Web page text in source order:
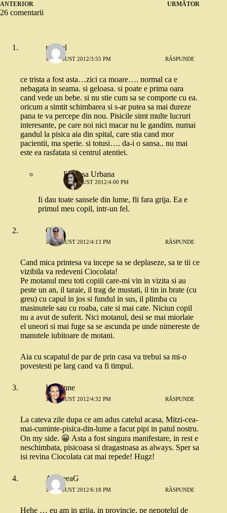
ANTERIOR URMĂTOR
26 comentarii
marcel
17 AUGUST 2012/3:55 PM RĂSPUNDE
ce trista a fost asta…zici ca moare…. normal ca e
nebagata in seama. si geloasa. si poate e prima oara
cand vede un bebe. si nu stie cum sa se comporte cu ea.
oricum a simtit schimbarea si s-ar putea sa mai dureze
pana te va percepe din nou. Pisicile simt multe lucruri
interesante, pe care noi nici macar nu le gandim. numai
gandul la pisica aia din spital, care stia cand mor
pacientii, ma sperie. si totusi…. da-i o sansa.. nu mai
este ea rasfatata si centrul atentiei.
Printesa Urbana
17 AUGUST 2012/4:00 PM
Ii dau toate sansele din lume, fii fara grija. Ea e
primul meu copil, intr-un fel.
Cami
17 AUGUST 2012/4:13 PM RĂSPUNDE
Cand mica printesa va incepe sa se deplaseze, sa te tii ce
vizibila va redeveni Ciocolata!
Pe motanul meu toti copiii care-mi vin in vizita si au
peste un an, il taraie, il trag de mustati, il tin in brate (cu
greu) cu capul in jos si fundul in sus, il plimba cu
masinutele sau cu roaba, cate si mai cate. Niciun copil
nu a avut de suferit. Nici motanul, desi se mai miorlaie
el uneori si mai fuge sa se ascunda pe unde nimereste de
manutele iubitoare de motani.
Aia cu scapatul de par de prin casa va trebui sa mi-o
povestesti pe larg cand va fi timpul.
Kzarinne
17 AUGUST 2012/4:32 PM RĂSPUNDE
La cateva zile dupa ce am adus catelul acasa, Mitzi-cea-
mai-cuminte-pisica-din-lume a facut pipi in patul nostru.
On my side. 😀 Asta a fost singura manifestare, in rest e
neschimbata, pisicoasa si dragastoasa as always. Sper sa
isi revina Ciocolata cat mai repede! Hugz!
AndreeaG
17 AUGUST 2012/6:18 PM RĂSPUNDE
Hehe … eu am in grija, in provincie, pe nepotelul de